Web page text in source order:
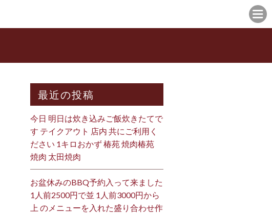
最近の投稿
今日 明日は炊き込みご飯炊きたてで
す テイクアウト 店内 共にご利用く
ださい 1キロおかず 椿苑 焼肉椿苑
焼肉 太田焼肉
お盆休みのBBQ予約入って来ました
1人前2500円で並 1人前3000円から
上 のメニューを入れた盛り合わせ作